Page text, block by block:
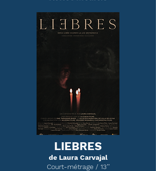
LIEBRES
de Laura Carvajal
Court-métrage / 13’’